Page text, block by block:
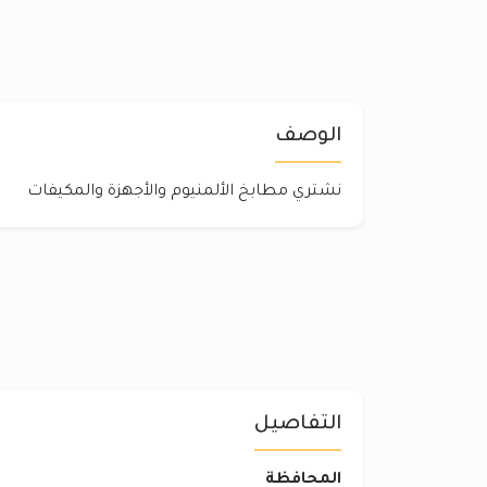
الوصف
نشتري مطابخ الألمنيوم والأجهزة والمكيفات
التفاصيل
المحافظة